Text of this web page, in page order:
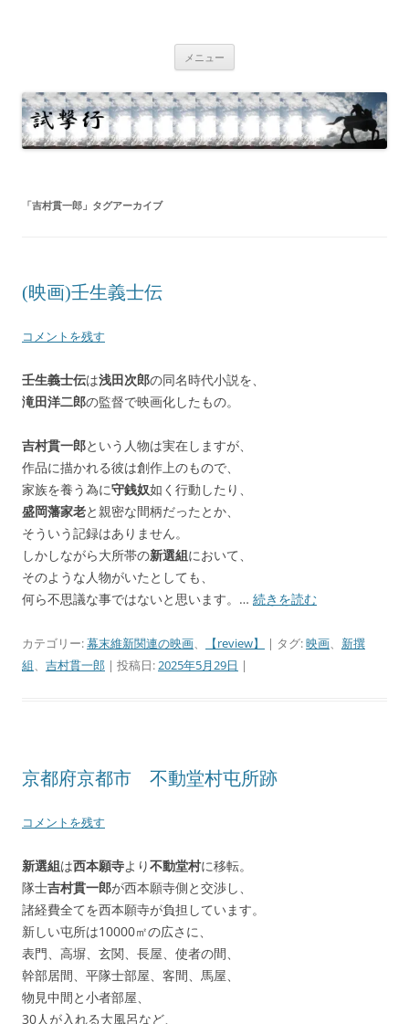
キ
ッ
プ
メニュー
「吉村貫一郎 」タグアーカイブ
(映画)壬生義士伝
コメントを残す
壬生義士伝は浅田次郎の同名時代小説を、
滝田洋二郎の監督で映画化したもの。
吉村貫一郎という人物は実在しますが、
作品に描かれる彼は創作上のもので、
家族を養う為に守銭奴如く行動したり、
盛岡藩家老と親密な間柄だったとか、
そういう記録はありません。
しかしながら大所帯の新選組において、
そのような人物がいたとしても、
何ら不思議な事ではないと思います。… 続きを読む
カテゴリー:幕末維新関連の映画 【review】 | タグ:映画
新撰
組
吉村貫一郎 | 投稿日: 2025年5月29日 |
京都府京都市 不動堂村屯所跡
コメントを残す
新選組は西本願寺より不動堂村に移転。
隊士吉村貫一郎が西本願寺側と交渉し、
諸経費全てを西本願寺が負担しています。
新しい屯所は10000㎡の広さに、
表門、高塀、玄関、長屋、使者の間、
幹部居間、平隊士部屋、客間、馬屋、
物見中間と小者部屋、
30人が入れる大風呂など、